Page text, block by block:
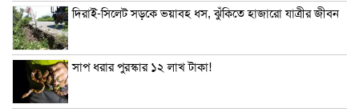
দিরাই-সিলেট সড়কে ভয়াবহ ধস, ঝুঁকিতে হাজারো যাত্রীর জীবন
সাপ ধরার পুরস্কার ১২ লাখ টাকা!